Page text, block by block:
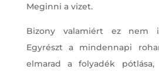
Meginni a vizet.
Bizony valamiért ez nem
Egyrészt a mindennapi
elmarad a folyadék